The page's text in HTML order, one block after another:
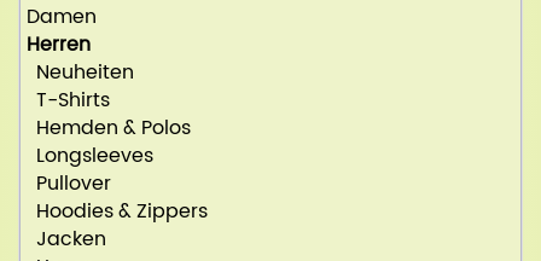
Damen
Herren
Neuheiten
T-Shirts
Hemden & Polos
Longsleeves
Pullover
Hoodies & Zippers
Jacken